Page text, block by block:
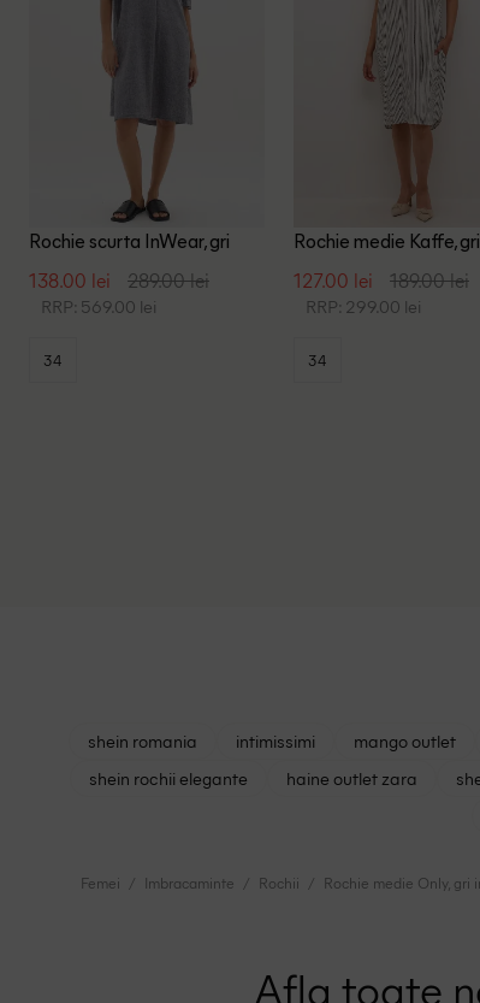
Rochie scurta InWear, gri
138.00 lei 289.00 lei
RRP: 569.00 lei
34
Rochie medie Kaffe, gri
127.00 lei 189.00 lei
RRP: 299.00 lei
34
shein romania intimissimi mango outlet
shein rochii elegante
haine outlet zara
Femei Imbracaminte Rochii Rochie medie Only, gri
Afla toate